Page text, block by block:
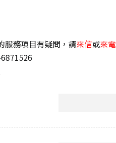
服務項目有疑問，請來信或來電